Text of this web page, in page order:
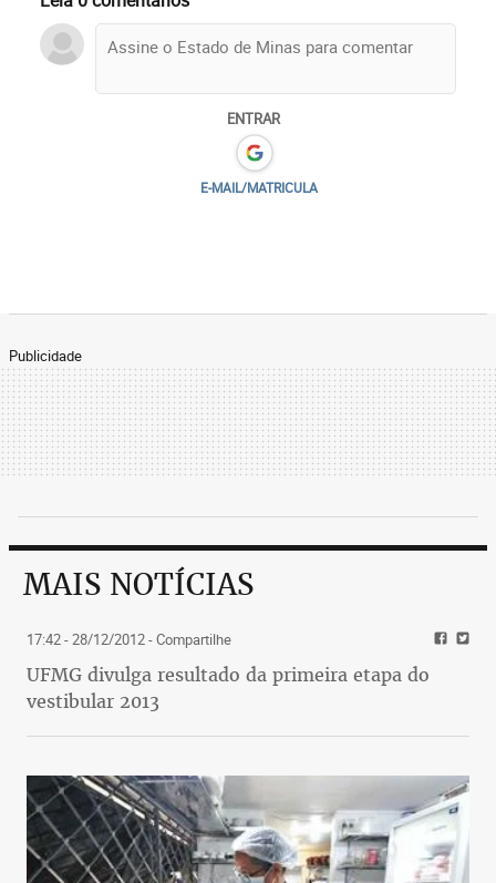
ENTRAR
E-MAIL/MATRICULA
Publicidade
MAIS NOTÍCIAS
17:42 - 28/12/2012- Compartilhe
UFMG divulga resultado da primeira etapa do
vestibular 2013